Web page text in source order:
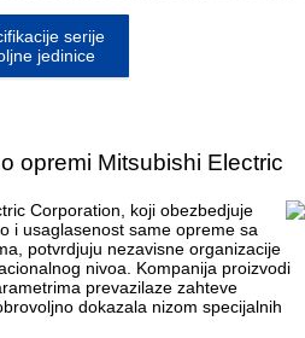
serije
jedinice
opremi Mitsubishi Electric
Corporation, koji obezbedjuje
i usaglasenost same opreme sa
potvrdjuju nezavisne organizacije
nivoa. Kompanija proizvodi
prevazilaze zahteve
dokazala nizom specijalnih